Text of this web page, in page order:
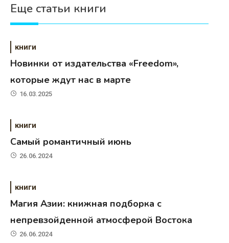
Еще статьи книги
книги
Новинки от издательства «Freedom»,
которые ждут нас в марте
16.03.2025
книги
Самый романтичный июнь
26.06.2024
книги
Магия Азии: книжная подборка с
непревзойденной атмосферой Востока
26.06.2024